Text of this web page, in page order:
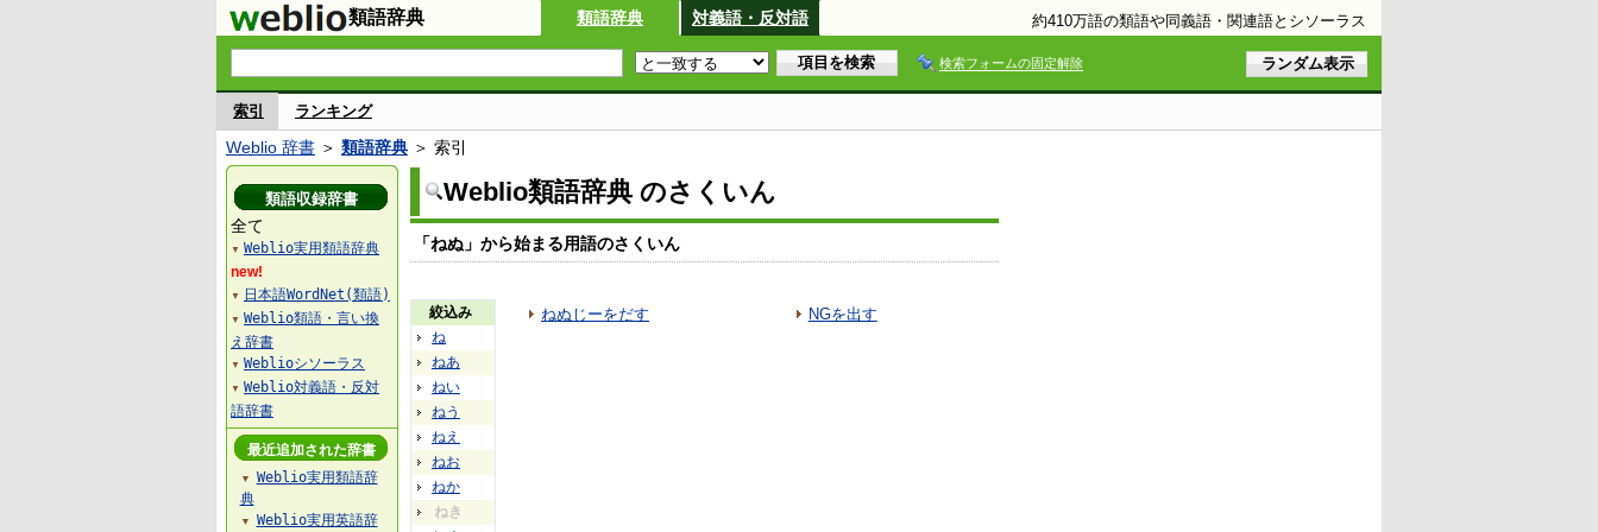
類語辞典 類語辞典 対義語・反対語 約410万語の類語や同義語・関連語とシソーラス
検索フォームの固定解除
索引 ランキング
Weblio 辞書 ＞ 類語辞典 ＞ 索引
Weblio類語辞典 のさくいん
「ねぬ」から始まる用語のさくいん
絞込み
ね
ねあ
ねい
ねう
ねえ
ねお
ねか
ねき
ねぬじーをだす NGを出す
類語収録辞書
全て
▼ Weblio実用類語辞典
new!
▼ 日本語WordNet(類語)
▼ Weblio類語・言い換
え辞書
▼ Weblioシソーラス
▼ Weblio対義語・反対
語辞書
最近追加された辞書
▼
Weblio実用類語辞
典
▼
Weblio実用英語辞